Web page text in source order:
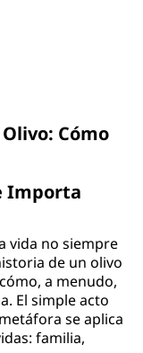
Cómo
Importa
vida no siempre
de un olivo
a menudo,
El simple acto
se aplica
familia,